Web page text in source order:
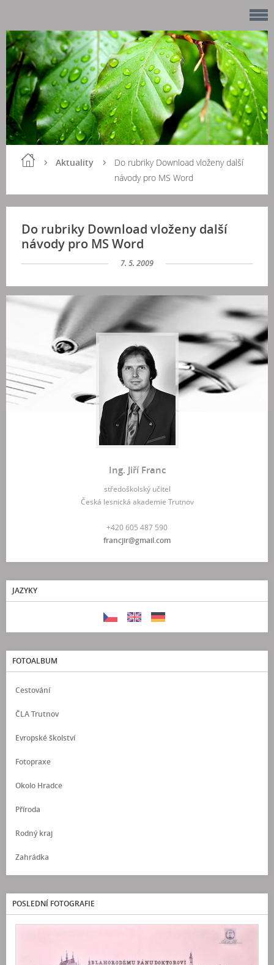
Aktuality
Do rubriky Download vloženy další
návody pro MS Word
Do rubriky Download vloženy další
návody pro MS Word
7. 5. 2009
Ing. Jiří Franc
středoškolský učitel
Česká lesnická akademie Trutnov
+420 605 487 590
francjir@gmail.com
JAZYKY
FOTOALBUM
Cestování
ČLA Trutnov
Evropské školství
Fotopraxe
Okolo Hradce
Příroda
Rodný kraj
Zahrádka
POSLEDNÍ FOTOGRAFIE